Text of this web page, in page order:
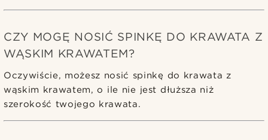
CZY MOGĘ NOSIĆ SPINKĘ DO KRAWATA Z
WĄSKIM KRAWATEM?
Oczywiście, możesz nosić spinkę do krawata z
wąskim krawatem, o ile nie jest dłuższa niż
szerokość twojego krawata.